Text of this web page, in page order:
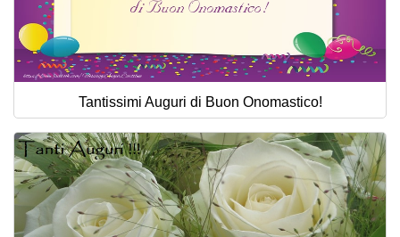
Tantissimi Auguri di Buon Onomastico!